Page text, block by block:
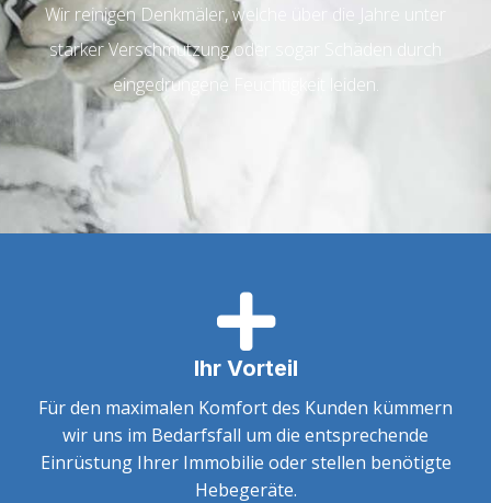
Wir reinigen Denkmäler, welche über die Jahre unter
starker Verschmutzung oder sogar Schäden durch
eingedrungene Feuchtigkeit leiden.
Ihr Vorteil
Für den maximalen Komfort des Kunden kümmern
wir uns im Bedarfsfall um die entsprechende
Einrüstung Ihrer Immobilie oder stellen benötigte
Hebegeräte.